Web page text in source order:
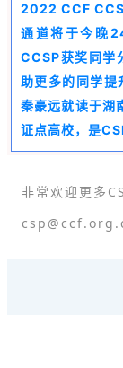
2022 CCF
通道将于今晚
CCSP获奖同学
助更多的同学提
秦豪远就读于湖
证点高校，是
非常欢迎更多